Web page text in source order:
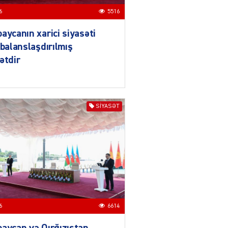
siyasəti açıq,
balanslaşdırılmış
siyasətdir
Azərbaycan son illərdə
Türk dövlətləri ilə
əlaqələrini ardıcıl şəkildə
gücləndirir
03.08.2026 3500
Qırğızıstanın dağ turizmi,
Azərbaycanın isə tarix
vəmədəniyyət turizmi böyük
imkanlara malikdir
03.08.2026 5520
5516
xarici siyasəti
SIYASƏT
6614